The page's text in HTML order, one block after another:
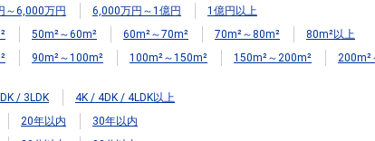
～6,000万円 6,000万円～1億円
1億円以上
50m²～60m² 60m²～70m² 70m²～80m²
80m²以上
90m²～100m² 100m²～150m² 150m²～200m²
200m²
/ 3LDK
4K / 4DK / 4LDK以上
20年以内
30年以内